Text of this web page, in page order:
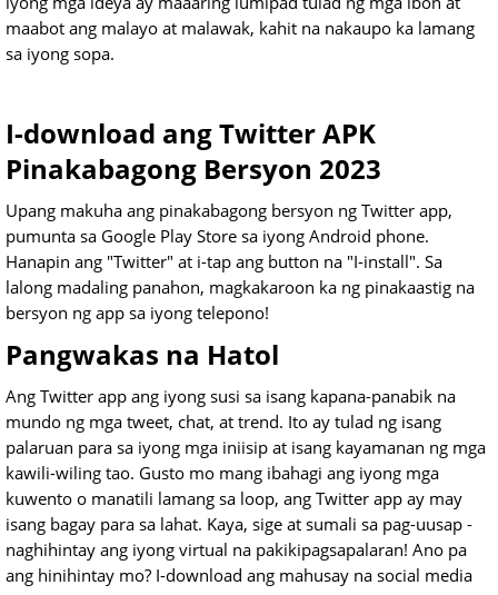
maabot ang malayo at malawak, kahit na nakaupo ka lamang
sa iyong sopa.
I-download ang Twitter APK
Pinakabagong Bersyon 2023
Upang makuha ang pinakabagong bersyon ng Twitter app,
pumunta sa Google Play Store sa iyong Android phone.
Hanapin ang "Twitter" at i-tap ang button na "I-install". Sa
lalong madaling panahon, magkakaroon ka ng pinakaastig na
bersyon ng app sa iyong telepono!
Pangwakas na Hatol
Ang Twitter app ang iyong susi sa isang kapana-panabik na
mundo ng mga tweet, chat, at trend. Ito ay tulad ng isang
palaruan para sa iyong mga iniisip at isang kayamanan ng mga
kawili-wiling tao. Gusto mo mang ibahagi ang iyong mga
kuwento o manatili lamang sa loop, ang Twitter app ay may
isang bagay para sa lahat. Kaya, sige at sumali sa pag-uusap -
naghihintay ang iyong virtual na pakikipagsapalaran! Ano pa
ang hinihintay mo? I-download ang mahusay na social media